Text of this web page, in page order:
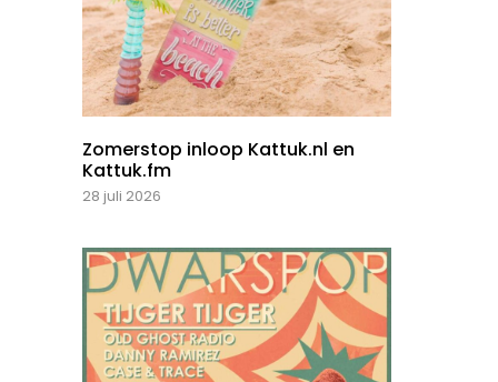
Zomerstop inloop Kattuk.nl en
Kattuk.fm
28 juli 2026